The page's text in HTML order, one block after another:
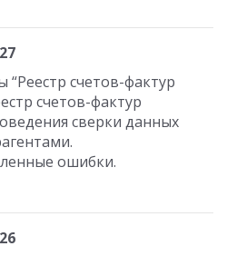
счетов-фактур
счетов-фактур
сверки данных
ошибки.